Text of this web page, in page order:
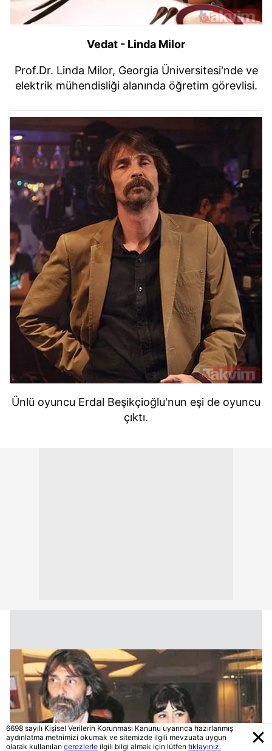
Vedat - Linda Milor
Prof.Dr. Linda Milor, Georgia Üniversitesi'nde ve
elektrik mühendisliği alanında öğretim görevlisi.
Ünlü oyuncu Erdal Beşikçioğlu'nun eşi de oyuncu
çıktı.
6698 sayılı Kişisel Verilerin Korunması Kanunu uyarınca hazırlanmış
aydınlatma metnimizi okumak ve sitemizde ilgili mevzuata uygun
olarak kullanılan çerezlerle ilgili bilgi almak için lütfen tıklayınız.